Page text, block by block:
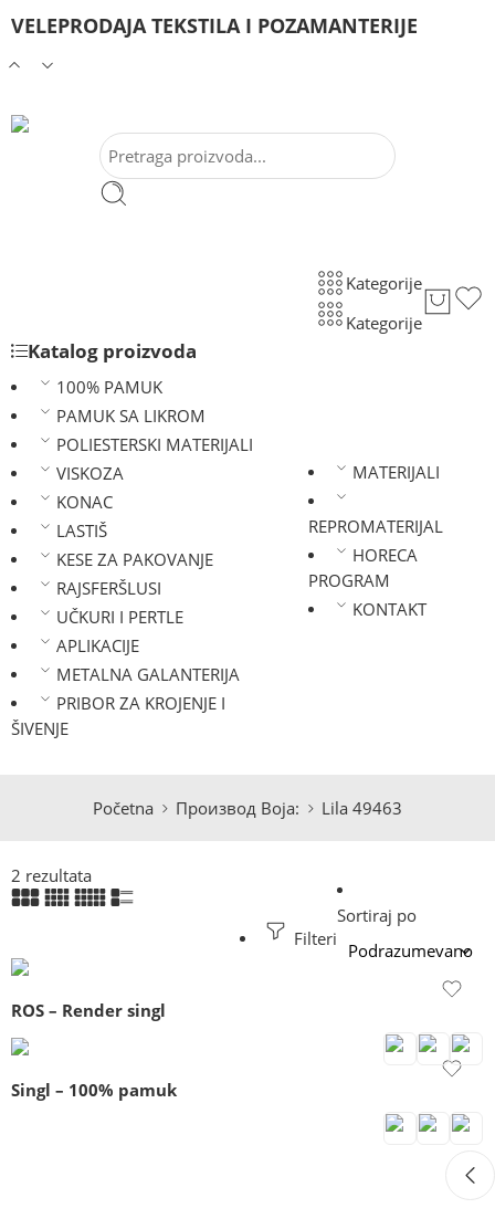
VELEPRODAJA TEKSTILA I POZAMANTERIJE
Kategorije
Kategorije
Katalog proizvoda
100% PAMUK
PAMUK SA LIKROM
POLIESTERSKI MATERIJALI
VISKOZA
KONAC
LASTIŠ
KESE ZA PAKOVANJE
RAJSFERŠLUSI
UČKURI I PERTLE
APLIKACIJE
METALNA GALANTERIJA
PRIBOR ZA KROJENJE I
ŠIVENJE
MATERIJALI
REPROMATERIJAL
HORECA
PROGRAM
KONTAKT
Početna Производ Boja: Lila 49463
2 rezultata
Filteri
Sortiraj po
ROS – Render singl
Singl – 100% pamuk